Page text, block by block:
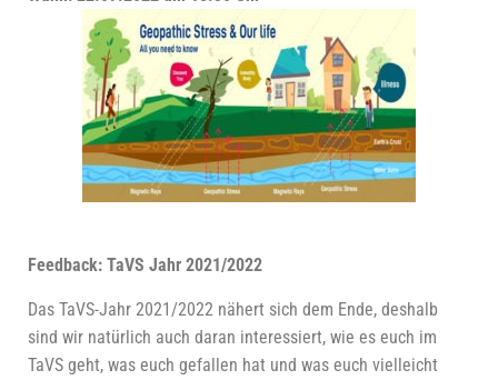
Feed­back: TaVS Jahr 2021/2022
Das TaVS-Jahr 2021/2022 nähert sich dem Ende, des­halb
sind wir natür­lich auch dar­an inter­es­siert, wie es euch im
TaVS geht, was euch gefal­len hat und was euch viel­leicht